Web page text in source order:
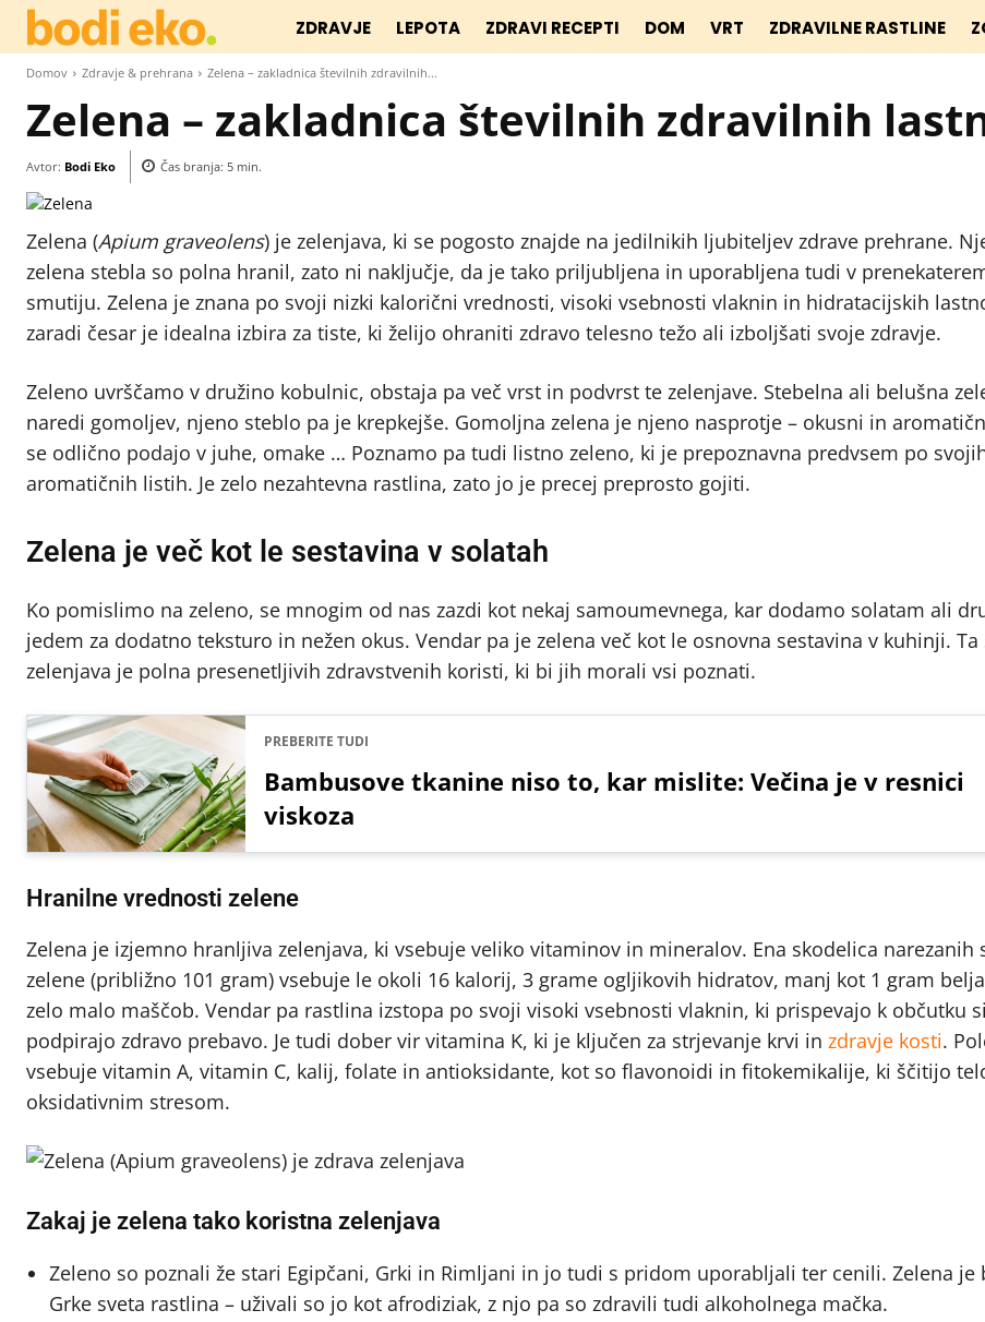
ZDRAVJE LEPOTA ZDRAVI RECEPTI DOM VRT ZDRAVILNE RASTLINE
Domov Zdravje & prehrana Zelena – zakladnica številnih zdravilnih...
Zelena – zakladnica številnih zdravilnih
Avtor: Bodi Eko Čas branja: 5 min.
Zelena (Apium graveolens) je zelenjava, ki se pogosto znajde na jedilnikih ljubiteljev zdrave prehrane.
zelena stebla so polna hranil, zato ni naključje, da je tako priljubljena in uporabljena tudi v
smutiju. Zelena je znana po svoji nizki kalorični vrednosti, visoki vsebnosti vlaknin in hidratacijskih
zaradi česar je idealna izbira za tiste, ki želijo ohraniti zdravo telesno težo ali izboljšati svoje zdravje.
Zeleno uvrščamo v družino kobulnic, obstaja pa več vrst in podvrst te zelenjave. Stebelna ali belušna
naredi gomoljev, njeno steblo pa je krepkejše. Gomoljna zelena je njeno nasprotje – okusni in
se odlično podajo v juhe, omake … Poznamo pa tudi listno zeleno, ki je prepoznavna predvsem po
aromatičnih listih. Je zelo nezahtevna rastlina, zato jo je precej preprosto gojiti.
Zelena je več kot le sestavina v solatah
Ko pomislimo na zeleno, se mnogim od nas zazdi kot nekaj samoumevnega, kar dodamo solatam ali
jedem za dodatno teksturo in nežen okus. Vendar pa je zelena več kot le osnovna sestavina v kuhinji.
zelenjava je polna presenetljivih zdravstvenih koristi, ki bi jih morali vsi poznati.
PREBERITE TUDI
Bambusove tkanine niso to, kar mislite: Večina je v resnici
viskoza
Hranilne vrednosti zelene
Zelena je izjemno hranljiva zelenjava, ki vsebuje veliko vitaminov in mineralov. Ena skodelica narezanih
zelene (približno 101 gram) vsebuje le okoli 16 kalorij, 3 grame ogljikovih hidratov, manj kot 1 gram
zelo malo maščob. Vendar pa rastlina izstopa po svoji visoki vsebnosti vlaknin, ki prispevajo k občutku
podpirajo zdravo prebavo. Je tudi dober vir vitamina K, ki je ključen za strjevanje krvi in zdravje kosti.
vsebuje vitamin A, vitamin C, kalij, folate in antioksidante, kot so flavonoidi in fitokemikalije, ki ščitijo
oksidativnim stresom.
Zakaj je zelena tako koristna zelenjava
Zeleno so poznali že stari Egipčani, Grki in Rimljani in jo tudi s pridom uporabljali ter cenili. Zelena je
Grke sveta rastlina – uživali so jo kot afrodiziak, z njo pa so zdravili tudi alkoholnega mačka.